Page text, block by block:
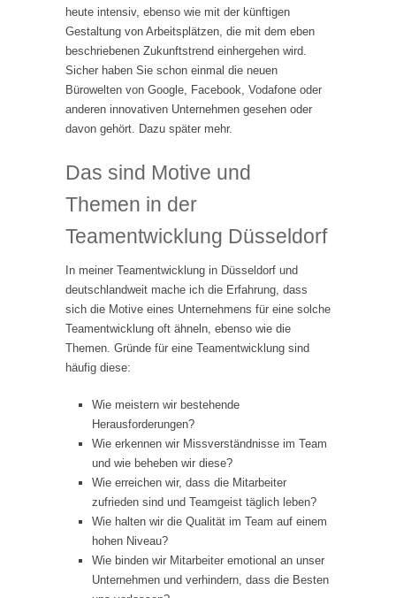
heute intensiv, ebenso wie mit der künftigen
Gestaltung von Arbeitsplätzen, die mit dem eben
beschriebenen Zukunftstrend einhergehen wird.
Sicher haben Sie schon einmal die neuen
Bürowelten von Google, Facebook, Vodafone oder
anderen innovativen Unternehmen gesehen oder
davon gehört. Dazu später mehr.
Das sind Motive und
Themen in der
Teamentwicklung Düsseldorf
In meiner Teamentwicklung in Düsseldorf und
deutschlandweit mache ich die Erfahrung, dass
sich die Motive eines Unternehmens für eine solche
Teamentwicklung oft ähneln, ebenso wie die
Themen. Gründe für eine Teamentwicklung sind
häufig diese:
Wie meistern wir bestehende
Herausforderungen?
Wie erkennen wir Missverständnisse im Team
und wie beheben wir diese?
Wie erreichen wir, dass die Mitarbeiter
zufrieden sind und Teamgeist täglich leben?
Wie halten wir die Qualität im Team auf einem
hohen Niveau?
Wie binden wir Mitarbeiter emotional an unser
Unternehmen und verhindern, dass die Besten